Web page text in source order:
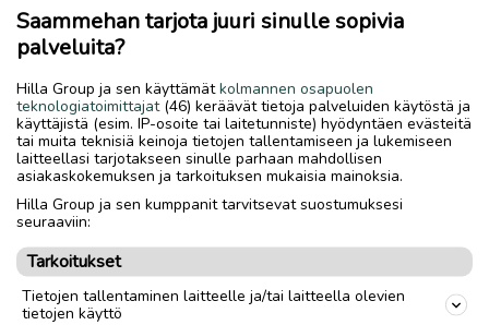
Ilmoita asiavirheestä
Lue myös
Saammehan tarjota juuri sinulle sopivia
palveluita?
Hilla Group ja sen käyttämätkolmannen osapuolen
teknologiatoimittajat(46) keräävät tietoja palveluiden käytöstä ja
käyttäjistä (esim. IP-osoite tai laitetunniste) hyödyntäen evästeitä
tai muita teknisiä keinoja tietojen tallentamiseen ja lukemiseen
laitteellasi tarjotakseen sinulle parhaan mahdollisen
asiakaskokemuksen ja tarkoituksen mukaisia mainoksia.
Hilla Group ja sen kumppanit tarvitsevat suostumuksesi
seuraaviin:
Tarkoitukset
Tietojen tallentaminen laitteelle ja/tai laitteella olevien
tietojen käyttö